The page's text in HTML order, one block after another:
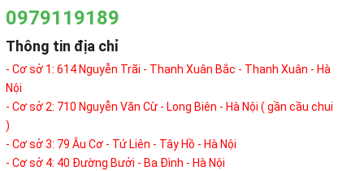
0979119189
Thông tin địa chỉ
- Cơ sở 1: 614 Nguyễn Trãi - Thanh Xuân Bắc - Thanh Xuân - Hà
Nội
- Cơ sở 2: 710 Nguyễn Văn Cừ - Long Biên - Hà Nội ( gần cầu chui
)
- Cơ sở 3: 79 Âu Cơ - Tứ Liên - Tây Hồ - Hà Nội
- Cơ sở 4: 40 Đường Bưởi - Ba Đình - Hà Nội